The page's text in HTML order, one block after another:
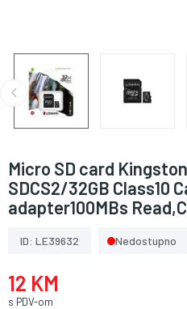
Micro SD card Kingston
SDCS2/32GB Class10
adapter100MBs
ID: LE39632 Nedostupno
12 KM
s PDV-om